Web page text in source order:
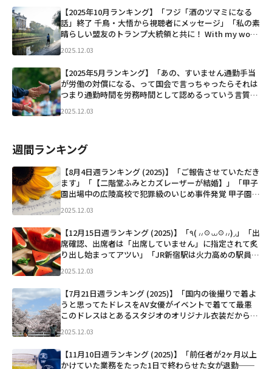
【2025年10月ランキング】「フジ「酒のツマミになる
話」終了 千鳥・大悟から視聴者にメッセージ」「私の素
晴らしい盟友のトランプ大統領と共に！ With my won
「池...」など
2025.12.03
【2025年5月ランキング】「あの、すいません通勤手当
が労働の対償になる、って国会で言っちゃったらそれは
つまり通勤時間を労務時間として認めるっていう言質み
シュしてこれ両乳丸出しにしたことある。ド田舎だから
2025.12.03
週間ランキング
【8月4日週ランキング (2025)】「ご報告させていただき
ます」「【二階堂ふみとカズレーザーが結婚】」「甲子
園出場中の広陵高校で犯罪級のいじめ事件発覚 甲子園出
食べる ↓ 2年生（現3年生）にバレて暴行 ↓ 次...」など
2025.12.03
【12月15日週ランキング (2025)】「٩( ៸៸☉⩊☉៸៸)◞」「出
席確認、出席者は「出席していません」に指定されて炙
り出し始まってアツい」「JR新宿駅は火力高めの駅員さ
らずにご乗車くださーい。信じられないかも知れ...」な
ど
2025.12.03
【7月21日週ランキング (2025)】「国内の後撮りで着よ
うと思ってたドレスをAV女優がイベントで着てて最悪
このドレスはとあるスタジオのオリジナル衣装だからこ
か小物自分で揃えてコンセプトも練ってたのに AV女優
に貸...」など
2025.12.03
【11月10日週ランキング (2025)】「前任者が2ヶ月以上
かけていた業務をたった1日で終わらせた女が退勤──